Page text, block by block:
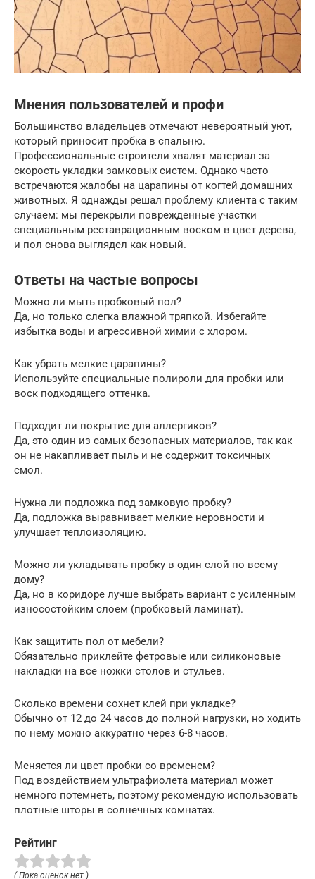
Мнения пользователей и профи
Большинство владельцев отмечают невероятный уют,
который приносит пробка в спальню.
Профессиональные строители хвалят материал за
скорость укладки замковых систем. Однако часто
встречаются жалобы на царапины от когтей домашних
животных. Я однажды решал проблему клиента с таким
случаем: мы перекрыли поврежденные участки
специальным реставрационным воском в цвет дерева,
и пол снова выглядел как новый.
Ответы на частые вопросы
Можно ли мыть пробковый пол?
Да, но только слегка влажной тряпкой. Избегайте
избытка воды и агрессивной химии с хлором.
Как убрать мелкие царапины?
Используйте специальные полироли для пробки или
воск подходящего оттенка.
Подходит ли покрытие для аллергиков?
Да, это один из самых безопасных материалов, так как
он не накапливает пыль и не содержит токсичных
смол.
Нужна ли подложка под замковую пробку?
Да, подложка выравнивает мелкие неровности и
улучшает теплоизоляцию.
Можно ли укладывать пробку в один слой по всему
дому?
Да, но в коридоре лучше выбрать вариант с усиленным
износостойким слоем (пробковый ламинат).
Как защитить пол от мебели?
Обязательно приклейте фетровые или силиконовые
накладки на все ножки столов и стульев.
Сколько времени сохнет клей при укладке?
Обычно от 12 до 24 часов до полной нагрузки, но ходить
по нему можно аккуратно через 6-8 часов.
Меняется ли цвет пробки со временем?
Под воздействием ультрафиолета материал может
немного потемнеть, поэтому рекомендую использовать
плотные шторы в солнечных комнатах.
Рейтинг
( Пока оценок нет )